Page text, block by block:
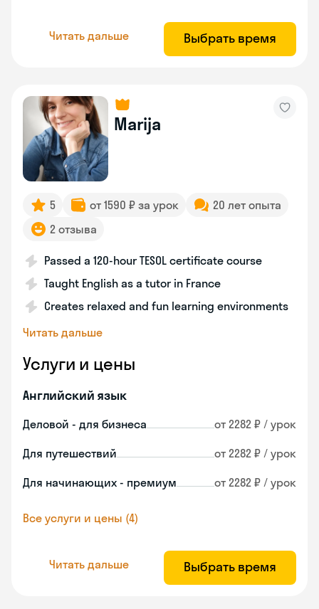
Читать дальше Выбрать время
Marija
5 от 1590 ₽ за урок
20 лет опыта
2 отзыва
Passed a 120-hour TESOL certificate course
Taught English as a tutor in France
Creates relaxed and fun learning environments
Читать дальше
Услуги и цены
Английский язык
Деловой - для бизнеса от 2282 ₽ / урок
Для путешествий от 2282 ₽ / урок
Для начинающих - премиум от 2282 ₽ / урок
Все услуги и цены (4)
Читать дальше Выбрать время